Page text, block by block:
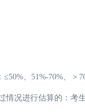
、51%-70%、＞
况进行估算的：考